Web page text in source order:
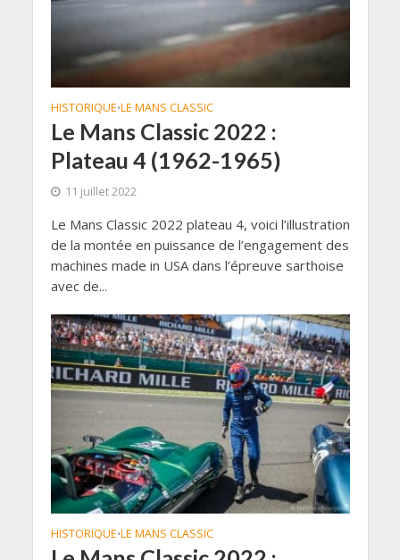
HISTORIQUE•LE MANS CLASSIC
Le Mans Classic 2022 :
Plateau 4 (1962-1965)
11 juillet 2022
Le Mans Classic 2022 plateau 4, voici l’illustration
de la montée en puissance de l’engagement des
machines made in USA dans l’épreuve sarthoise
avec de...
HISTORIQUE•LE MANS CLASSIC